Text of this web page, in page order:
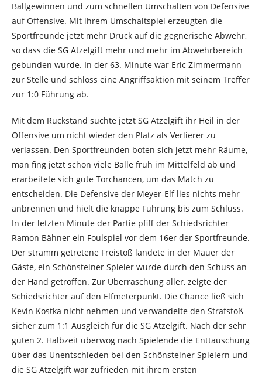
Ballgewinnen und zum schnellen Umschalten von Defensive
auf Offensive. Mit ihrem Umschaltspiel erzeugten die
Sportfreunde jetzt mehr Druck auf die gegnerische Abwehr,
so dass die SG Atzelgift mehr und mehr im Abwehrbereich
gebunden wurde. In der 63. Minute war Eric Zimmermann
zur Stelle und schloss eine Angriffsaktion mit seinem Treffer
zur 1:0 Führung ab.
Mit dem Rückstand suchte jetzt SG Atzelgift ihr Heil in der
Offensive um nicht wieder den Platz als Verlierer zu
verlassen. Den Sportfreunden boten sich jetzt mehr Räume,
man fing jetzt schon viele Bälle früh im Mittelfeld ab und
erarbeitete sich gute Torchancen, um das Match zu
entscheiden. Die Defensive der Meyer-Elf lies nichts mehr
anbrennen und hielt die knappe Führung bis zum Schluss.
In der letzten Minute der Partie pfiff der Schiedsrichter
Ramon Bähner ein Foulspiel vor dem 16er der Sportfreunde.
Der stramm getretene Freistoß landete in der Mauer der
Gäste, ein Schönsteiner Spieler wurde durch den Schuss an
der Hand getroffen. Zur Überraschung aller, zeigte der
Schiedsrichter auf den Elfmeterpunkt. Die Chance ließ sich
Kevin Kostka nicht nehmen und verwandelte den Strafstoß
sicher zum 1:1 Ausgleich für die SG Atzelgift. Nach der sehr
guten 2. Halbzeit überwog nach Spielende die Enttäuschung
über das Unentschieden bei den Schönsteiner Spielern und
die SG Atzelgift war zufrieden mit ihrem ersten